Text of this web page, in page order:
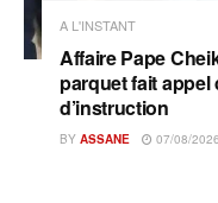
A L'INSTANT
Affaire Pape
parquet fait appel
d’instruction
BY ASSANE 07/08/2026